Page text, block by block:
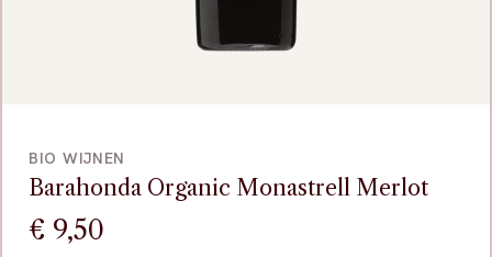
BIO WIJNEN
Barahonda Organic Monastrell Merlot
€ 9,50